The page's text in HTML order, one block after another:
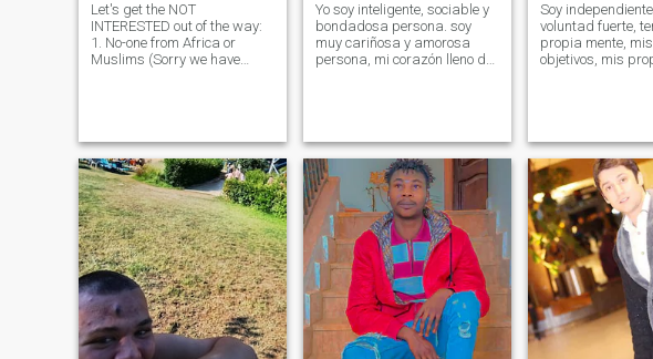
Let's get the NOT
INTERESTED out of the way:
1. No-one from Africa or
Muslims (Sorry we have
that holds dual citizenship
with both the US a
Yo soy inteligente, sociable y
bondadosa persona. soy
muy cariñosa y amorosa
persona, mi corazón lleno de
tipo de persona. Me gusta la
lluvia y la música soul, estoy
muy optimista y siempre
intenta encontrar momentos
positivos.
Soy
voluntad fuerte,
propia mente,
objetivos, mis
tonterías, los
comportamientos
drama
encanta
nuevas todos los
estudiar,
innumerables
muy curioso por
¿Por qué? Muy
por la ciencia, la
psicología, la
arqueología, la
la plantación /